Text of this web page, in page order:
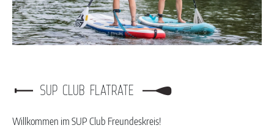
SUP CLUB FLATRATE
Willkommen im SUP Club Freundeskreis!